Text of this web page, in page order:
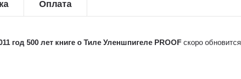
Оплата
год 500 лет книге о Тиле Уленшпигеле PROOF скоро обновится